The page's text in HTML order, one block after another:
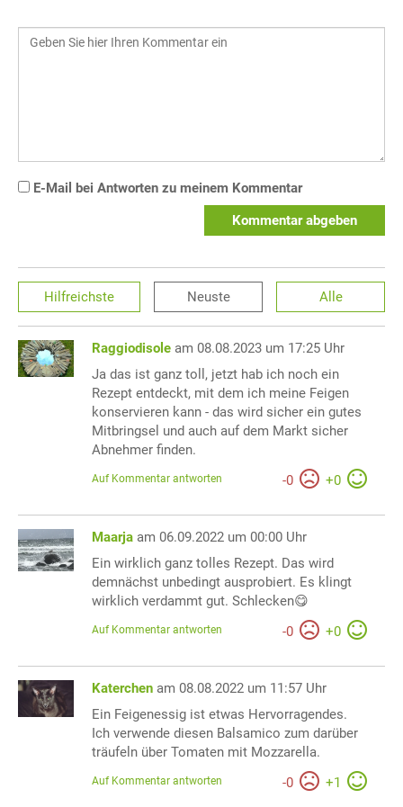
E-Mail bei Antworten zu meinem Kommentar
Kommentar abgeben
Hilfreichste Neuste Alle
Raggiodisole am 08.08.2023 um 17:25 Uhr
Ja das ist ganz toll, jetzt hab ich noch ein
Rezept entdeckt, mit dem ich meine Feigen
konservieren kann - das wird sicher ein gutes
Mitbringsel und auch auf dem Markt sicher
Abnehmer finden.
-0 +0
Auf Kommentar antworten
Maarja am 06.09.2022 um 00:00 Uhr
Ein wirklich ganz tolles Rezept. Das wird
demnächst unbedingt ausprobiert. Es klingt
wirklich verdammt gut. Schlecken😋
-0 +0
Auf Kommentar antworten
Katerchen am 08.08.2022 um 11:57 Uhr
Ein Feigenessig ist etwas Hervorragendes.
Ich verwende diesen Balsamico zum darüber
träufeln über Tomaten mit Mozzarella.
-0 +1
Auf Kommentar antworten